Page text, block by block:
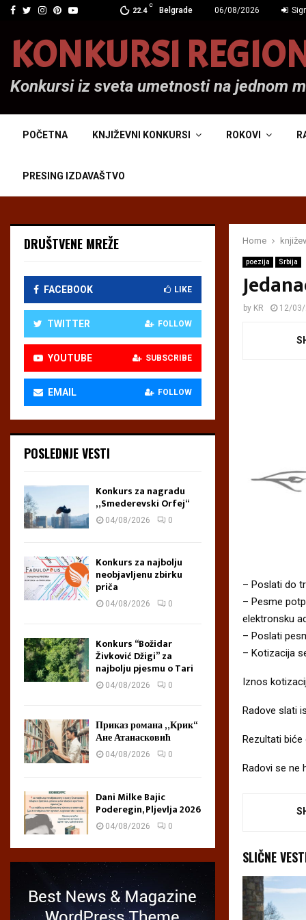
Facebook
Twitter
Instagram
Pinterest
Youtube 22.4
C
Belgrade 06/08/2026
KONKURSI
Konkursi iz sveta umetnosti na jednom
POČETNA KNJIŽEVNI KONKURSI ROKOVI
PRESING IZDAVAŠTVO
Home
poezija Srbija
by KR 12/
– Poslati do
– Pesme
elektronsku
– Poslati
– Kotizacija
Iznos
Radove slati
Rezultati biće
Radovi se ne
SLIČNE
DRUŠTVENE MREŽE
FACEBOOK LIKE
TWITTER FOLLOW
YOUTUBE SUBSCRIBE
EMAIL FOLLOW
POSLEDNJE VESTI
Konkurs za nagradu
„Smederevski Orfej“
04/08/2026 0
Konkurs za najbolju
neobjavljenu zbirku
priča
04/08/2026 0
Konkurs “Božidar
Živković Džigi” za
najbolju pjesmu o Tari
04/08/2026 0
Приказ романа „Крик“
Ане Атанасковић
04/08/2026 0
Dani Milke Bajic
Poderegin, Pljevlja 2026
04/08/2026 0